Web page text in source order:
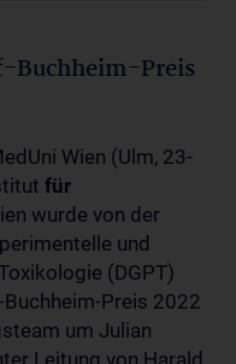
Buchheim-Preis
Wien (Ulm, 23-
für
wurde von der
und
(DGPT)
Preis 2022
um Julian
Leitung von Harald